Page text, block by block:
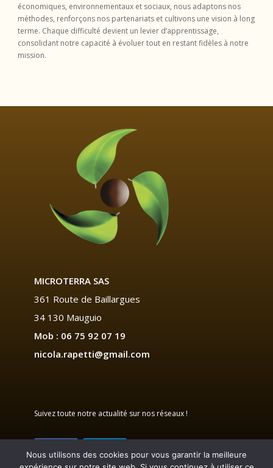
économiques, environnementaux et sociaux, nous adaptons nos
méthodes, renforçons nos partenariats et cultivons une vision à long
terme. Chaque difficulté devient un levier d’apprentissage,
consolidant notre capacité à évoluer tout en restant fidèles à notre
mission.
MICROTERRA SAS
361 Route de Baillargues
34 130 Mauguio
Mob : 06 75 92 07 19
nicola.rapetti@gmail.com
Suivez toute notre actualité sur nos réseaux !
Nous utilisons des cookies pour vous garantir la meilleure